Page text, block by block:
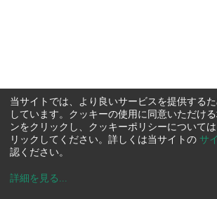
当サイトでは、より良いサービスを提供する
しています。クッキーの使用に同意いただけ
ンをクリックし、クッキーポリシーについて
リックしてください。詳しくは当サイトの サ
認ください。
詳細を見る ...